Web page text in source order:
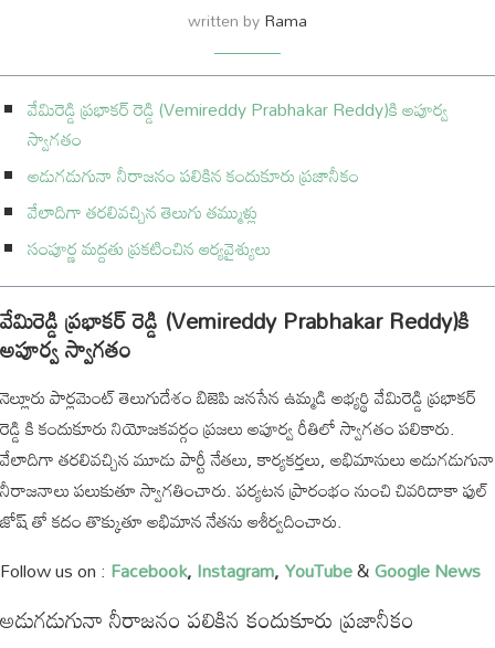
written byRama
వేమిరెడ్డి ప్రభాకర్ రెడ్డి (Vemireddy Prabhakar Reddy)కి అపూర్వ
స్వాగతం
అడుగడుగునా నీరాజనం పలికిన కందుకూరు ప్రజానీకం
వేలాదిగా తరలివచ్చిన తెలుగు తమ్ముళ్లు
సంపూర్ణ మద్దతు ప్రకటించిన ఆర్యవైశ్యులు
వేమిరెడ్డి ప్రభాకర్ రెడ్డి (Vemireddy Prabhakar Reddy)కి
అపూర్వ స్వాగతం
నెల్లూరు పార్లమెంట్ తెలుగుదేశం బిజెపి జనసేన ఉమ్మడి అభ్యర్థి వేమిరెడ్డి ప్రభాకర్
రెడ్డి కి కందుకూరు నియోజకవర్గం ప్రజలు అపూర్వ రీతిలో స్వాగతం పలికారు.
వేలాదిగా తరలివచ్చిన మూడు పార్టీ నేతలు, కార్యకర్తలు, అభిమానులు అడుగడుగునా
నీరాజనాలు పలుకుతూ స్వాగతించారు. పర్యటన ప్రారంభం నుంచి చివరిదాకా ఫుల్
జోష్ తో కదం తొక్కుతూ అభిమాన నేతను ఆశీర్వదించారు.
Follow us on : Facebook,Instagram,YouTube&Google News
అడుగడుగునా నీరాజనం పలికిన కందుకూరు ప్రజానీకం